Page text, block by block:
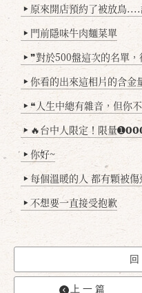
▶ 原來開店預約了被放鳥....
▶ 門前隱味牛肉麵菜單
▶ ❞對於500盤這次的名單
▶ 你看的出來這相片的含金
▶ ❝人生中總有雜音，但你
▶ 🔥台中人限定！限量➊𝟬𝟬𝟬顆「阿伯手工啵啵魚
▶ 你好~
▶ 每個溫暖的人 都有顆被傷
▶ 不想要一直接受抱歉
上一篇